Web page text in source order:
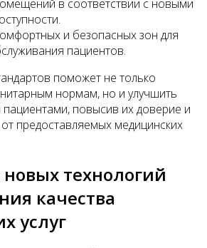
в соответствии с новыми
и безопасных зон для
пациентов.
поможет не только
нормам, но и улучшить
пациентами, повысив их доверие и
предоставляемых медицинских
технологий
качества
услуг